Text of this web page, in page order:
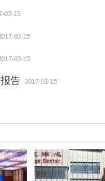
03-15
03-15
03-15
告 2017-03-15